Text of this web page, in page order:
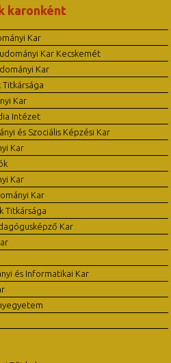
karonként
Kar
Kar Kecskemét
Kar
Kar
Intézet
és Szociális Képzési Kar
Kar
Kar
Kar
Titkársága
Kar
és Informatikai Kar